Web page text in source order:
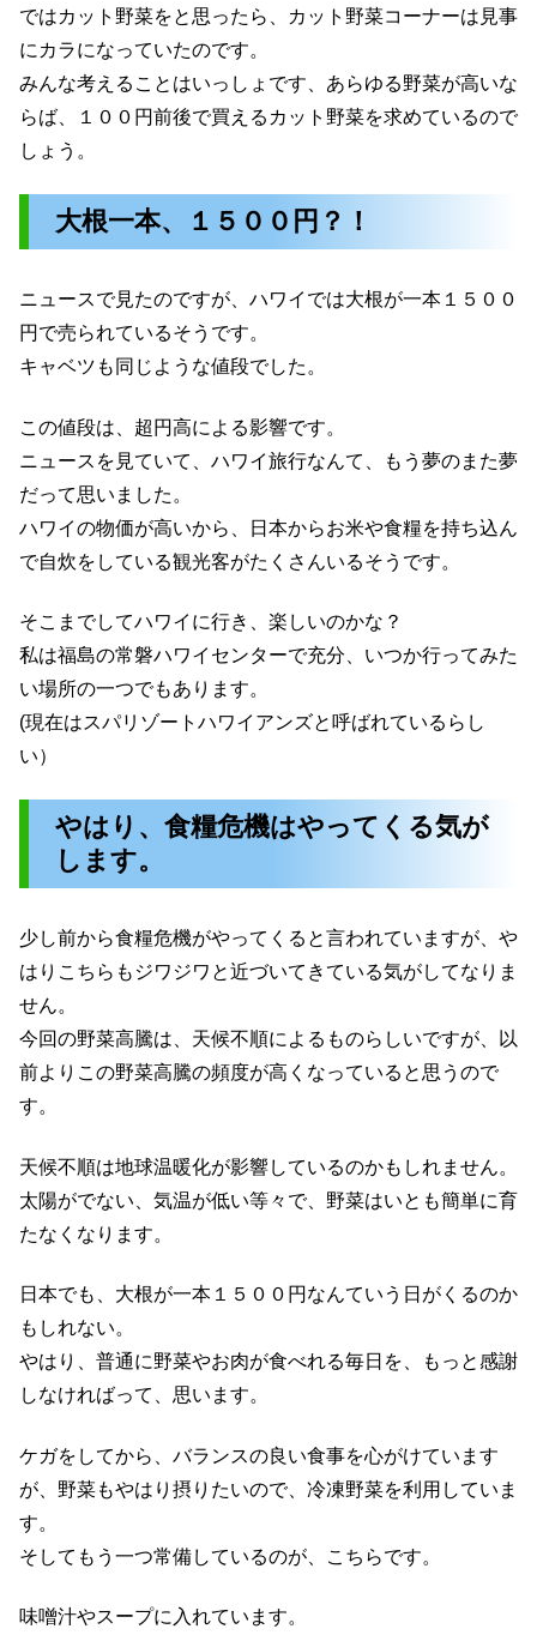
ではカット野菜をと思ったら、カット野菜コーナーは見事
にカラになっていたのです。
みんな考えることはいっしょです、あらゆる野菜が高いな
らば、１００円前後で買えるカット野菜を求めているので
しょう。
大根一本、１５００円？！
ニュースで見たのですが、ハワイでは大根が一本１５００
円で売られているそうです。
キャベツも同じような値段でした。
この値段は、超円高による影響です。
ニュースを見ていて、ハワイ旅行なんて、もう夢のまた夢
だって思いました。
ハワイの物価が高いから、日本からお米や食糧を持ち込ん
で自炊をしている観光客がたくさんいるそうです。
そこまでしてハワイに行き、楽しいのかな？
私は福島の常磐ハワイセンターで充分、いつか行ってみた
い場所の一つでもあります。
(現在はスパリゾートハワイアンズと呼ばれているらし
い）
やはり、食糧危機はやってくる気が
します。
少し前から食糧危機がやってくると言われていますが、や
はりこちらもジワジワと近づいてきている気がしてなりま
せん。
今回の野菜高騰は、天候不順によるものらしいですが、以
前よりこの野菜高騰の頻度が高くなっていると思うので
す。
天候不順は地球温暖化が影響しているのかもしれません。
太陽がでない、気温が低い等々で、野菜はいとも簡単に育
たなくなります。
日本でも、大根が一本１５００円なんていう日がくるのか
もしれない。
やはり、普通に野菜やお肉が食べれる毎日を、もっと感謝
しなければって、思います。
ケガをしてから、バランスの良い食事を心がけています
が、野菜もやはり摂りたいので、冷凍野菜を利用していま
す。
そしてもう一つ常備しているのが、こちらです。
味噌汁やスープに入れています。